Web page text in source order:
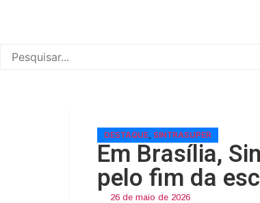
DESTAQUE, SINTRASUPER
Em Brasília,
pelo fim da
26 de maio de 2026